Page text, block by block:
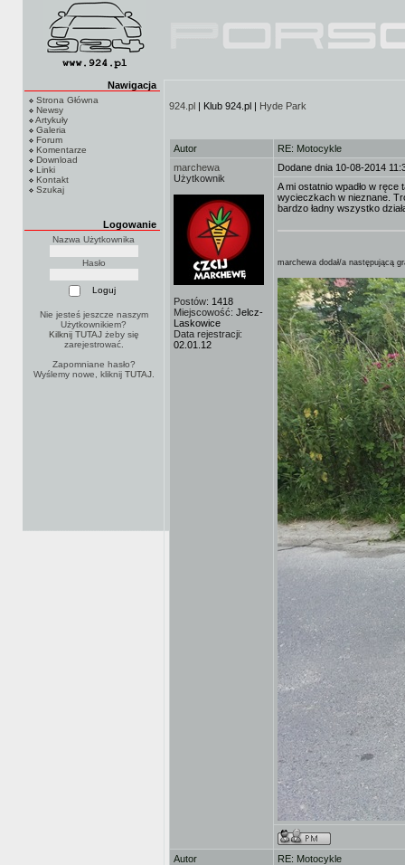
Nawigacja
Strona Główna
Newsy
Artykuły
Galeria
Forum
Komentarze
Download
Linki
Kontakt
Szukaj
Logowanie
Nazwa Użytkownika
Hasło
Nie jesteś jeszcze naszym
Użytkownikiem?
Kilknij TUTAJżeby się
zarejestrować.
Zapomniane hasło?
Wyślemy nowe, kliknij TUTAJ.
924.pl | Klub 924.pl | Hyde Park
Autor
RE: Motocykle
marchewa
Użytkownik
Postów: 1418
Miejscowość: Jelcz-
Laskowice
Data rejestracji:
02.01.12
Dodane dnia 10-08-2014
A mi ostatnio wpadło w
wycieczkach w nieznane.
bardzo ładny wszystko
marchewa dodał/a następującą
Autor
RE: Motocykle